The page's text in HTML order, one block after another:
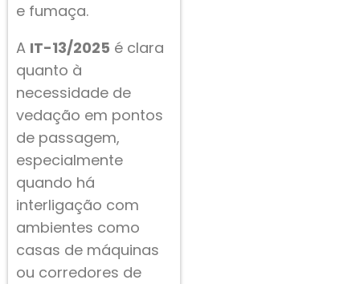
e fumaça.
A IT-13/2025 é clara
quanto à
necessidade de
vedação em pontos
de passagem,
especialmente
quando há
interligação com
ambientes como
casas de máquinas
ou corredores de